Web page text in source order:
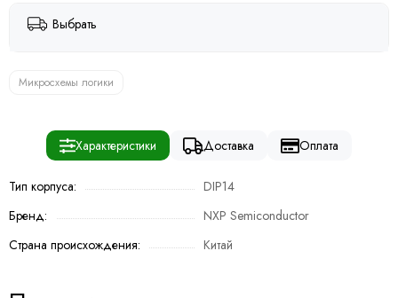
Выбрать
Микросхемы логики
Характеристики Доставка Оплата
Тип корпуса:
DIP14
Бренд:
NXP Semiconductor
Страна происхождения:
Китай